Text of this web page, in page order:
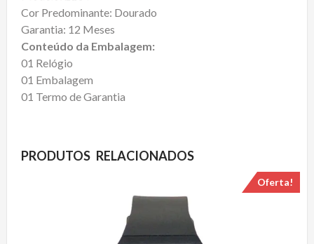
Cor Predominante: Dourado
Garantia: 12 Meses
Conteúdo da Embalagem:
01 Relógio
01 Embalagem
01 Termo de Garantia
PRODUTOS RELACIONADOS
Oferta!